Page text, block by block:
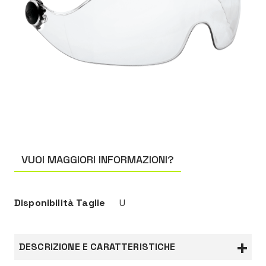
VUOI MAGGIORI INFORMAZIONI?
Disponibilità Taglie U
DESCRIZIONE E CARATTERISTICHE